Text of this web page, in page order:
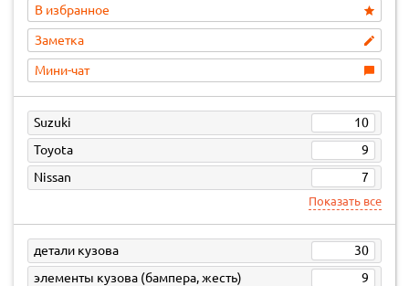
В избранное
Заметка
Мини-чат
Suzuki
10
Toyota
9
Nissan
7
Показать все
детали кузова
30
элементы кузова (бампера, жесть)
9